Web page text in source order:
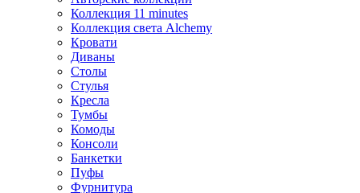
Коллекция 11 minutes
Коллекция света Alchemy
Кровати
Диваны
Столы
Стулья
Кресла
Тумбы
Комоды
Консоли
Банкетки
Пуфы
Фурнитура